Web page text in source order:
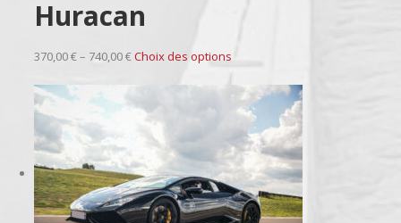
Huracan
370,00 € – 740,00 €Choix des options